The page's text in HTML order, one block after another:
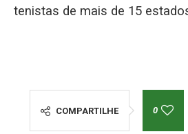
tenistas de mais de 15
COMPARTILHE 0